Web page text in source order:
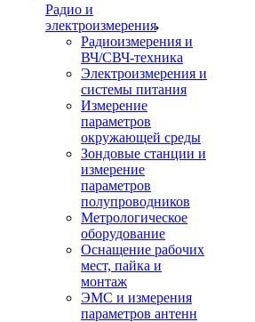
Радио и
электроизмерения
Радиоизмерения и
ВЧ/СВЧ-техника
Электроизмерения и
системы питания
Измерение
параметров
окружающей среды
Зондовые станции и
измерение
параметров
полупроводников
Метрологическое
оборудование
Оснащение рабочих
мест, пайка и
монтаж
ЭМС и измерения
параметров антенн